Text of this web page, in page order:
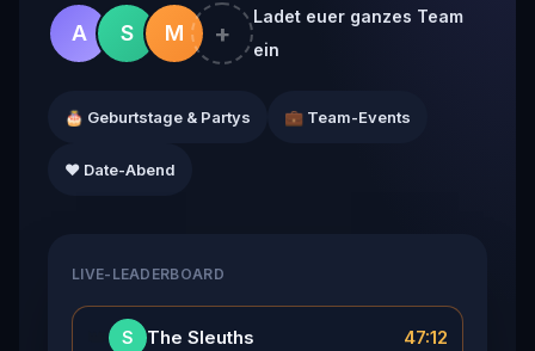
A S M +
Ladet euer ganzes Team
ein
🎂 Geburtstage & Partys 💼 Team-Events
❤️ Date-Abend
LIVE-LEADERBOARD
S The Sleuths 47:12